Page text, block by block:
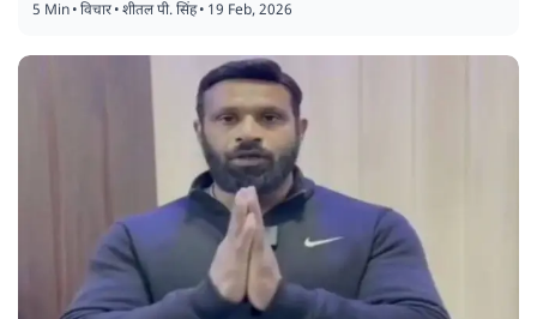
5 Min•विचार•शीतल पी. सिंह• 19 Feb, 2026